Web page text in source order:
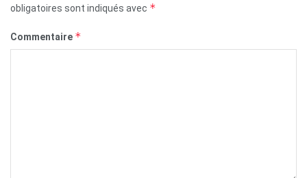
obligatoires sont indiqués avec *
Commentaire *